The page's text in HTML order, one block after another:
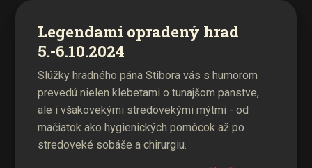
Legendami opradený hrad
5.-6.10.2024
Slúžky hradného pána Stibora vás s humorom
prevedú nielen klebetami o tunajšom panstve,
ale i všakovekými stredovekými mýtmi - od
mačiatok ako hygienických pomôcok až po
stredoveké sobáše a chirurgiu.